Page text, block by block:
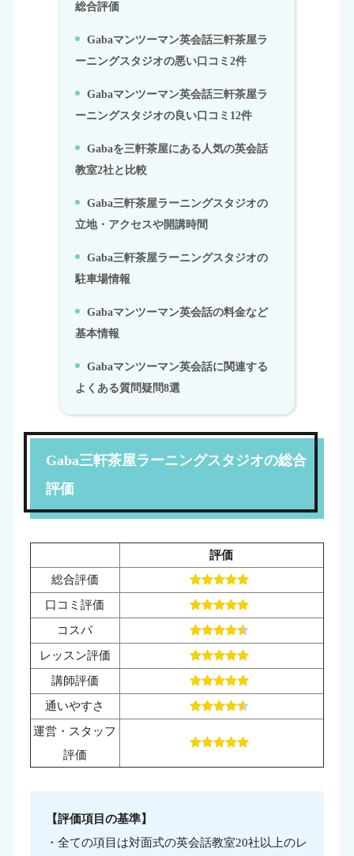
総合評価
Gabaマンツーマン英会話三軒茶屋ラ
ーニングスタジオの悪い口コミ2件
Gabaマンツーマン英会話三軒茶屋ラ
ーニングスタジオの良い口コミ12件
Gabaを三軒茶屋にある人気の英会話
教室2社と比較
Gaba三軒茶屋ラーニングスタジオの
立地・アクセスや開講時間
Gaba三軒茶屋ラーニングスタジオの
駐車場情報
Gabaマンツーマン英会話の料金など
基本情報
Gabaマンツーマン英会話に関連する
よくある質問疑問8選
Gaba三軒茶屋ラーニングスタジオの総合
評価
評価
総合評価
口コミ評価
コスパ
レッスン評価
講師評価
通いやすさ
運営・スタッフ
評価
【評価項目の基準】
・全ての項目は対面式の英会話教室20社以上のレ